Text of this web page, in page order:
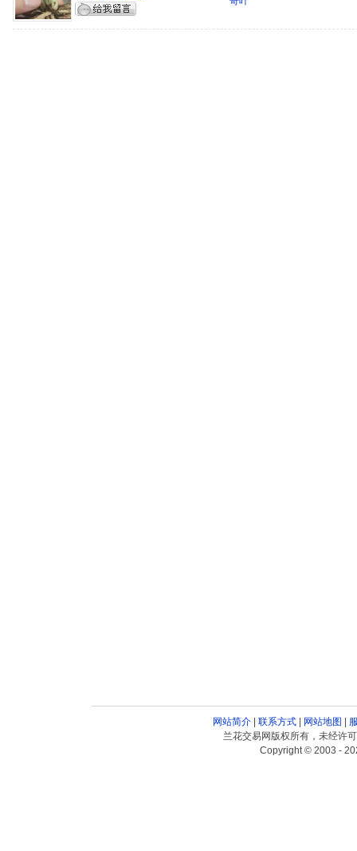
网站简介| 联系方式| 网站地图
兰花交易网版权所有，未经许
Copyright © 2003 -